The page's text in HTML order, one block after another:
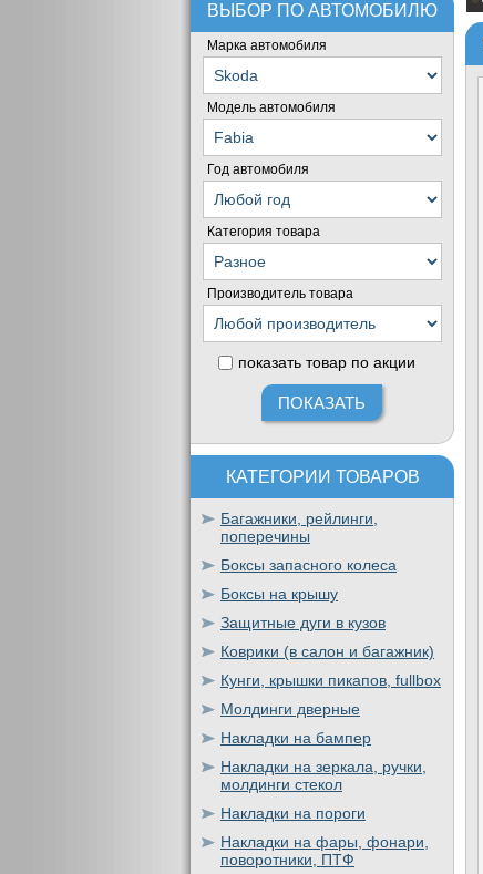
ВЫБОР ПО АВТОМОБИЛЮ
Марка автомобиля
Модель автомобиля
Год автомобиля
Категория товара
Производитель товара
показать товар по акции
КАТЕГОРИИ ТОВАРОВ
Багажники, рейлинги,
поперечины
Боксы запасного колеса
Боксы на крышу
Защитные дуги в кузов
Коврики (в салон и багажник)
Кунги, крышки пикапов, fullbox
Молдинги дверные
Накладки на бампер
Накладки на зеркала, ручки,
молдинги стекол
Накладки на пороги
Накладки на фары, фонари,
поворотники, ПТФ